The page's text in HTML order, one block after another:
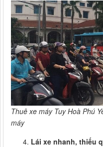
Thuê xe máy Tuy Hoà Phú
máy
Lái xe nhanh, thiếu